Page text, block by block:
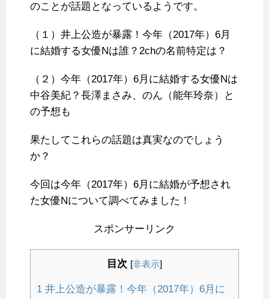
のことが話題となっているようです。
（１）井上公造が暴露！今年（2017年）6月
に結婚する女優Nは誰？2chの名前特定は？
（２）今年（2017年）6月に結婚する女優Nは
中谷美紀？長澤まさみ、のん（能年玲奈）と
の予想も
果たしてこれらの話題は真実なのでしょう
か？
今回は今年（2017年）6月に結婚が予想され
た女優Nについて調べてみました！
スポンサーリンク
目次 [非表示]
1 井上公造が暴露！今年（2017年）6月に